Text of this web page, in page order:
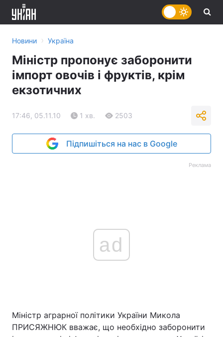
Новини › Україна
Міністр пропонує заборонити
імпорт овочів і фруктів, крім
екзотичних
17:46, 05.11.10 1 хв. 2503
Підпишіться на нас в Google
Реклама
ad
Міністр аграрної політики України Микола
ПРИСЯЖНЮК вважає, що необхідно заборонити